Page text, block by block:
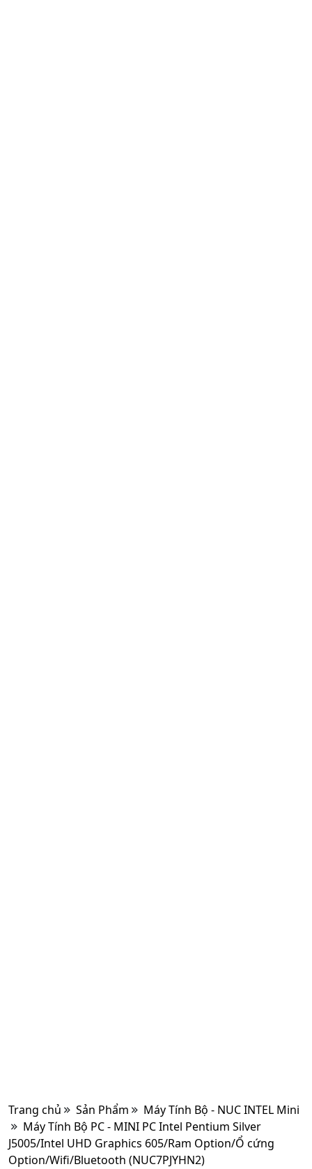
Trang chủ Sản Phẩm
Máy Tính Bộ - NUC INTEL Mini
Máy Tính Bộ PC - MINI PC Intel Pentium Silver
J5005/Intel UHD Graphics 605/Ram Option/Ổ cứng
Option/Wifi/Bluetooth (NUC7PJYHN2)